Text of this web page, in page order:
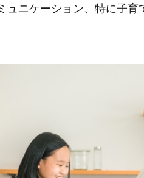
ュニケーション、特に子育